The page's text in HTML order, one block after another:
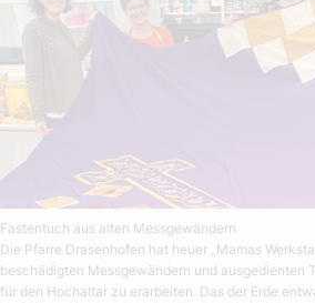
Fastentuch aus alten Messgewändern
Die Pfarre Drasenhofen hat heuer „Mamas
beschädigten Messgewändern und ausgedienten
für den Hochaltar zu erarbeiten. Das der Erde